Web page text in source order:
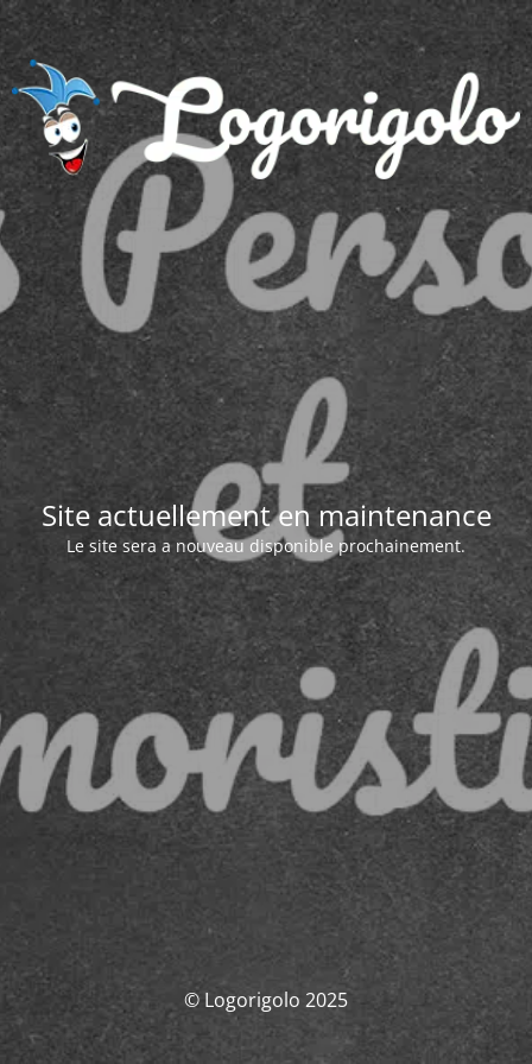
Site actuellement en maintenance
Le site sera a nouveau disponible prochainement.
© Logorigolo 2025